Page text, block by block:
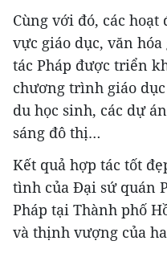
Cùng với đó, các
vực giáo dục, văn
tác Pháp được triển
chương trình giáo
du học sinh, các dự
sáng đô thị…
Kết quả hợp tác tốt
tình của Đại sứ quán
Pháp tại Thành phố
và thịnh vượng của